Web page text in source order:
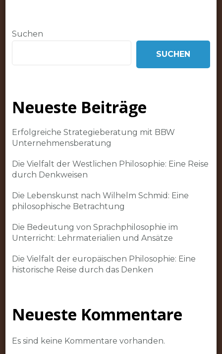
Suchen
SUCHEN
Neueste Beiträge
Erfolgreiche Strategieberatung mit BBW
Unternehmensberatung
Die Vielfalt der Westlichen Philosophie: Eine Reise
durch Denkweisen
Die Lebenskunst nach Wilhelm Schmid: Eine
philosophische Betrachtung
Die Bedeutung von Sprachphilosophie im
Unterricht: Lehrmaterialien und Ansätze
Die Vielfalt der europäischen Philosophie: Eine
historische Reise durch das Denken
Neueste Kommentare
Es sind keine Kommentare vorhanden.